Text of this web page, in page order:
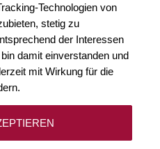
Technologien von
stetig zu
der Interessen
damit einverstanden und
mit Wirkung für die
der Bildgalerie springen
Zum Anfang der